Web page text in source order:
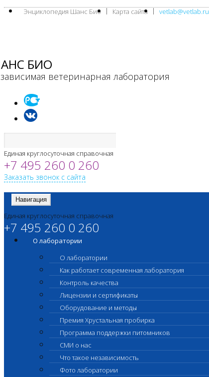
Энциклопедия Шанс Био Карта сайта vetlab@vetlab.ru
БИО
ветеринарная лаборатория
Единая круглосуточная справочная
+7 495 260 0 260
Заказать звонок с сайта
Навигация
Единая круглосуточная справочная
+7 495 260 0 260
О лаборатории
О лаборатории
Как работает современная лаборатория
Контроль качества
Лицензии и сертификаты
Оборудование и методы
Премия Хрустальная пробирка
Программа поддержки питомников
СМИ о нас
Что такое независимость
Фото лаборатории